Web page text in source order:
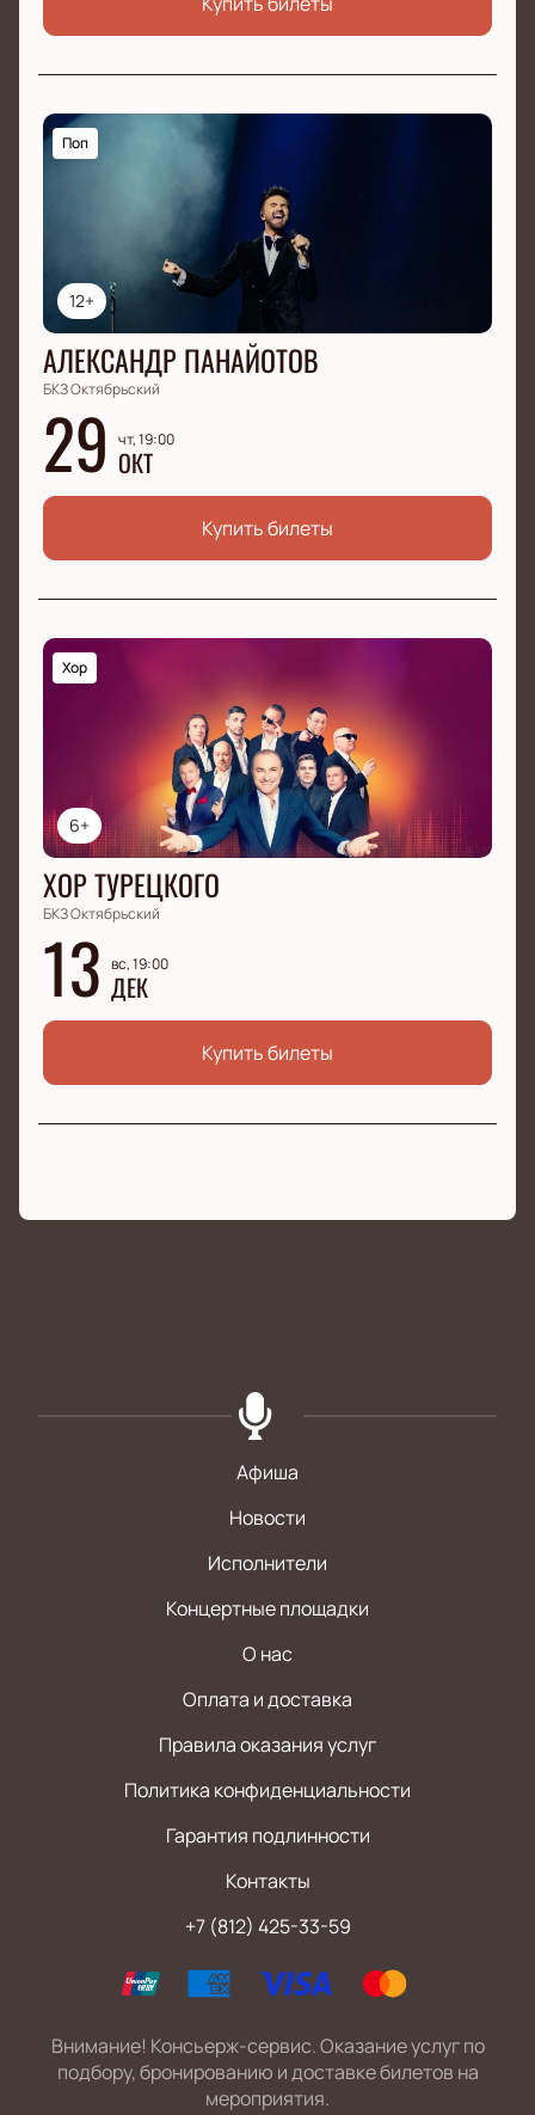
12+
Поп
АЛЕКСАНДР ПАНАЙОТОВ
БКЗ Октябрьский
29 чт, 19:00
ОКТ
Купить билеты
6+
Хор
ХОР ТУРЕЦКОГО
БКЗ Октябрьский
13 вс, 19:00
ДЕК
Купить билеты
Афиша
Новости
Исполнители
Концертные площадки
О нас
Оплата и доставка
Правила оказания услуг
Политика конфиденциальности
Гарантия подлинности
Контакты
+7 (812) 425-33-59
Внимание! Консьерж-сервис. Оказание услуг по
подбору, бронированию и доставке билетов на
мероприятия.